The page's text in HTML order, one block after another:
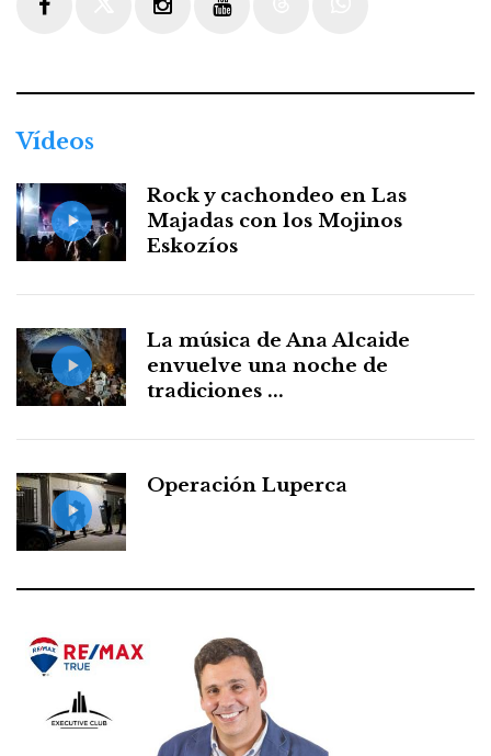
Vídeos
Rock y cachondeo en Las
Majadas con los Mojinos
Eskozíos
La música de Ana Alcaide
envuelve una noche de
tradiciones ...
Operación Luperca